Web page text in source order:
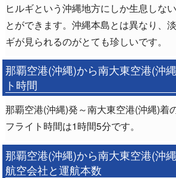
ヒルギという沖縄地方にしか生息しな
とができます。沖縄本島とは異なり、
ギが見られるのがとても珍しいです。
那覇空港(沖縄)から南大東空港(沖
ト時間
那覇空港(沖縄)発～南大東空港(沖縄)着
フライト時間は1時間5分です。
那覇空港(沖縄)から南大東空港(沖
航空会社と運航本数